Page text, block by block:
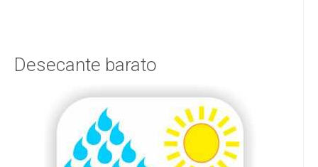
Desecante barato